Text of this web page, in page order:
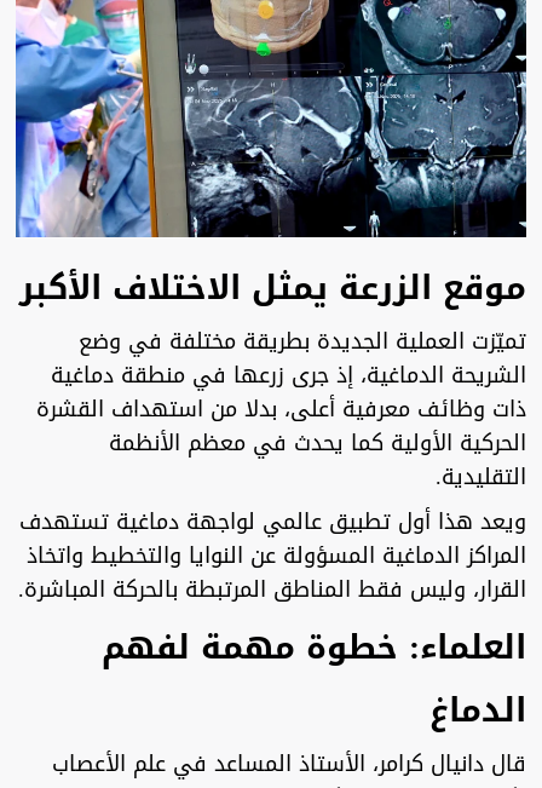
موقع الزرعة يمثل الاختلاف الأكبر
تميّزت العملية الجديدة بطريقة مختلفة في وضع
الشريحة الدماغية، إذ جرى زرعها في منطقة دماغية
ذات وظائف معرفية أعلى، بدلا من استهداف القشرة
الحركية الأولية كما يحدث في معظم الأنظمة
التقليدية.
ويعد هذا أول تطبيق عالمي لواجهة دماغية تستهدف
المراكز الدماغية المسؤولة عن النوايا والتخطيط واتخاذ
القرار، وليس فقط المناطق المرتبطة بالحركة المباشرة.
العلماء: خطوة مهمة لفهم
الدماغ
قال دانيال كرامر، الأستاذ المساعد في علم الأعصاب